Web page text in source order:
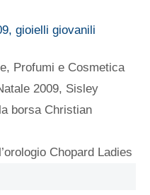
gioielli giovanili
, Profumi e Cosmetica
2009, Sisley
borsa Christian
Chopard Ladies